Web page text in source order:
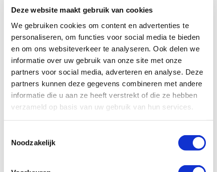
Deze website maakt gebruik van cookies
We gebruiken cookies om content en advertenties te
personaliseren, om functies voor social media te bieden
en om ons websiteverkeer te analyseren. Ook delen we
informatie over uw gebruik van onze site met onze
partners voor social media, adverteren en analyse. Deze
partners kunnen deze gegevens combineren met andere
informatie die u aan ze heeft verstrekt of die ze hebben
verzameld op basis van uw gebruik van hun services.
Noodzakelijk